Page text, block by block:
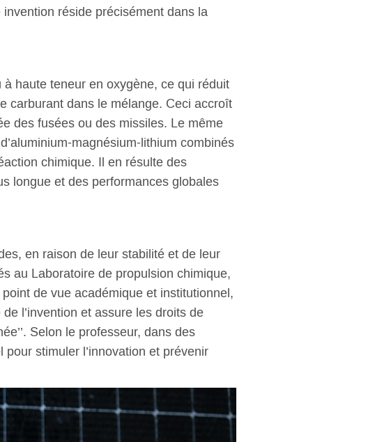
réside précisément dans la
à haute teneur en oxygène, ce qui réduit
carburant dans le mélange. Ceci accroît
des fusées ou des missiles. Le même
magnésium-lithium combinés
chimique. Il en résulte des
longue et des performances globales
en raison de leur stabilité et de leur
au Laboratoire de propulsion chimique,
de vue académique et institutionnel,
l’invention et assure les droits de
Selon le professeur, dans des
stimuler l’innovation et prévenir